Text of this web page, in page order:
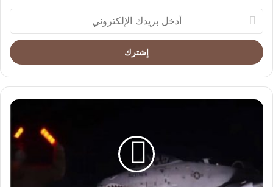
بريدك
الإلكتروني
"عين
أمريكية